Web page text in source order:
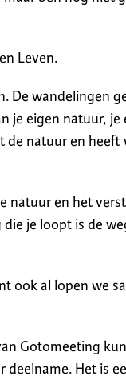
Leven.
De wandelingen
je eigen natuur, je
de natuur en heeft
natuur en het
je loopt is de
ook al lopen we
Gotomeeting
Het is